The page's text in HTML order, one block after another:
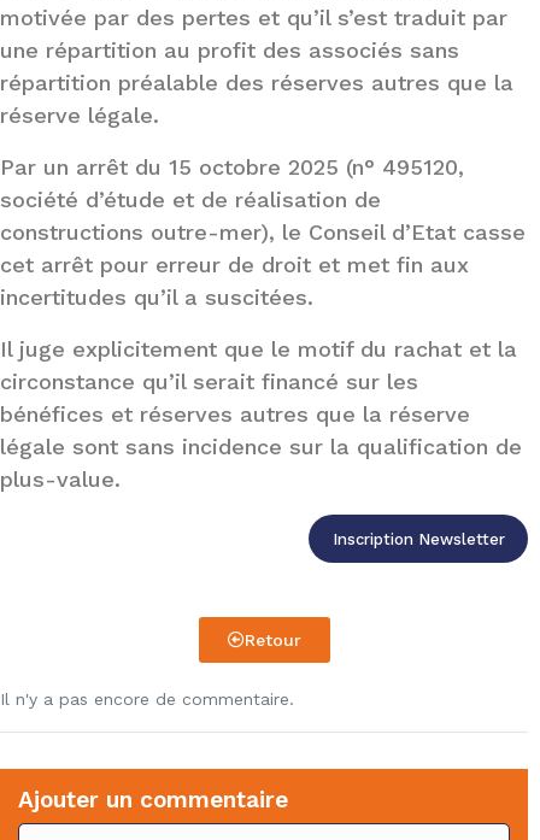
motivée par des pertes et qu’il s’est traduit par
une répartition au profit des associés sans
répartition préalable des réserves autres que la
réserve légale.
Par un arrêt du 15 octobre 2025 (n° 495120,
société d’étude et de réalisation de
constructions outre-mer), le Conseil d’Etat casse
cet arrêt pour erreur de droit et met fin aux
incertitudes qu’il a suscitées.
Il juge explicitement que le motif du rachat et la
circonstance qu’il serait financé sur les
bénéfices et réserves autres que la réserve
légale sont sans incidence sur la qualification de
plus-value.
Inscription Newsletter
Retour
Il n'y a pas encore de commentaire.
Ajouter un commentaire
C